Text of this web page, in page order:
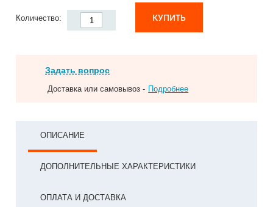
Количество: КУПИТЬ
Задать вопрос
Доставка или самовывоз - Подробнее
ОПИСАНИЕ
ДОПОЛНИТЕЛЬНЫЕ ХАРАКТЕРИСТИКИ
ОПЛАТА И ДОСТАВКА